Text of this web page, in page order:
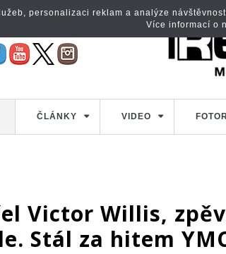
ČLÁNKY VIDEO
Victor Willis,
Stál za hitem
personalizaci reklam a analýze
Více informací o